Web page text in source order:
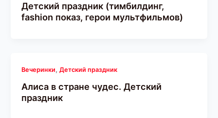
Детский праздник (тимбилдинг,
fashion показ, герои мультфильмов)
Вечеринки,Детский праздник
Алиса в стране чудес. Детский
праздник